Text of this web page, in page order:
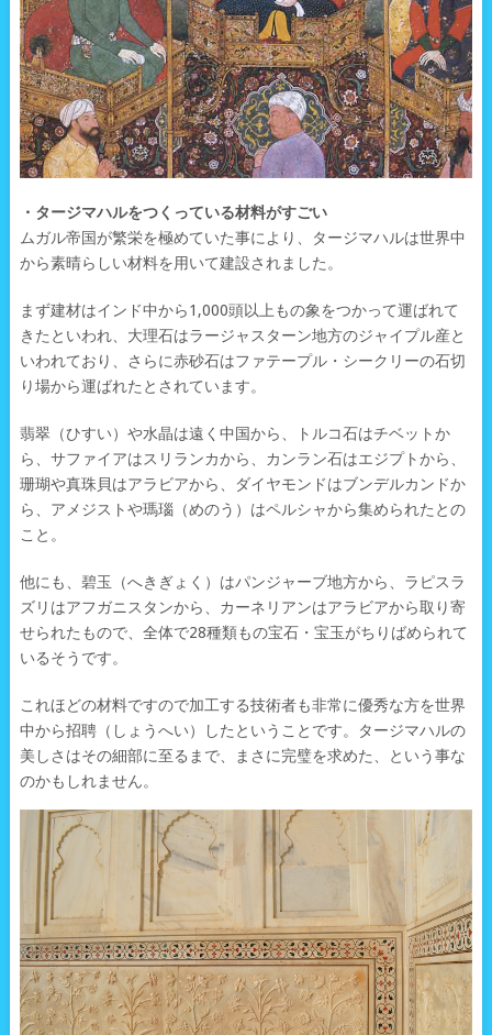
・タージマハルをつくっている材料がすごい
ムガル帝国が繁栄を極めていた事により、タージマハルは世界中
から素晴らしい材料を用いて建設されました。
まず建材はインド中から1,000頭以上もの象をつかって運ばれて
きたといわれ、大理石はラージャスターン地方のジャイプル産と
いわれており、さらに赤砂石はファテープル・シークリーの石切
り場から運ばれたとされています。
翡翠（ひすい）や水晶は遠く中国から、トルコ石はチベットか
ら、サファイアはスリランカから、カンラン石はエジプトから、
珊瑚や真珠貝はアラビアから、ダイヤモンドはブンデルカンドか
ら、アメジストや瑪瑙（めのう）はペルシャから集められたとの
こと。
他にも、碧玉（へきぎょく）はパンジャーブ地方から、ラピスラ
ズリはアフガニスタンから、カーネリアンはアラビアから取り寄
せられたもので、全体で28種類もの宝石・宝玉がちりばめられて
いるそうです。
これほどの材料ですので加工する技術者も非常に優秀な方を世界
中から招聘（しょうへい）したということです。タージマハルの
美しさはその細部に至るまで、まさに完璧を求めた、という事な
のかもしれません。